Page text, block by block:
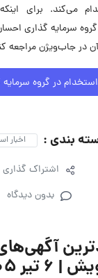
می‌کند. برای
سرمایه گذاری
در جاب‌ویژن مراجعه
در گروه
بندی : اخبار
اشتراک گذاری
بدون دیدگاه
۱۴۰۵